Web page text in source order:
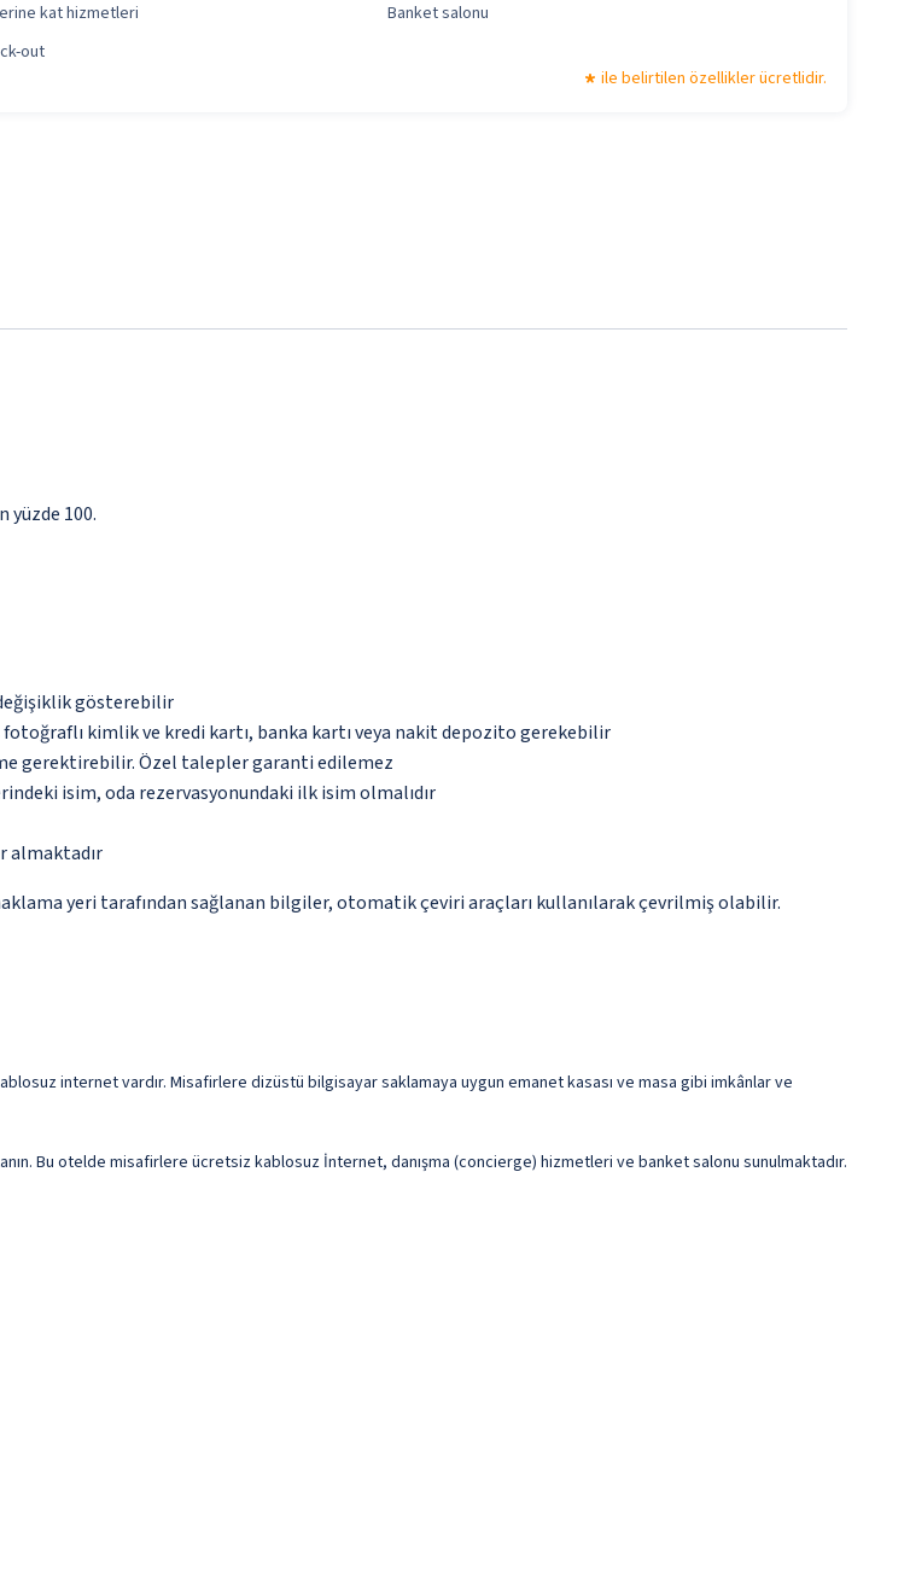
kat hizmetleri
Banket salonu
out
ile belirtilen özellikler ücretlidir.
yüzde 100.
gösterebilir
kimlik ve kredi kartı, banka kartı veya nakit depozito gerekebilir
gerektirebilir. Özel talepler garanti edilemez
isim, oda rezervasyonundaki ilk isim olmalıdır
almaktadır
yeri tarafından sağlanan bilgiler, otomatik çeviri araçları kullanılarak çevrilmiş olabilir.
internet vardır. Misafirlere dizüstü bilgisayar saklamaya uygun emanet kasası ve masa gibi imkânlar ve
Bu otelde misafirlere ücretsiz kablosuz İnternet, danışma (concierge) hizmetleri ve banket salonu sunulmaktadır.